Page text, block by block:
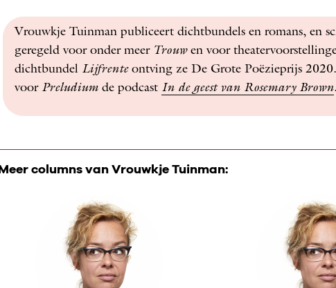
Vrouwkje Tuinman publiceert dichtbundels en romans, en
geregeld voor onder meer Trouwen voor
dichtbundel Lijf­renteontving ze De Grote ­Poëzieprijs
voor Preludium de podcast In de geest van Rosemary Brown.
Meer columns van Vrouwkje Tuinman: